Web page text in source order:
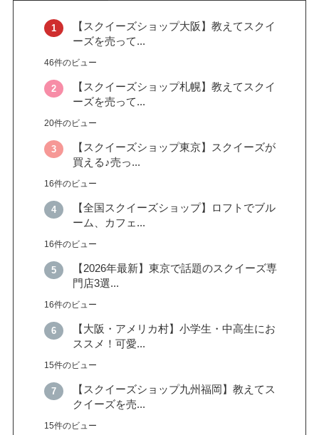
【スクイーズショップ大阪】教えてスクイ
ーズを売って...
46件のビュー
【スクイーズショップ札幌】教えてスクイ
ーズを売って...
20件のビュー
【スクイーズショップ東京】スクイーズが
買える♪売っ...
16件のビュー
【全国スクイーズショップ】ロフトでブル
ーム、カフェ...
16件のビュー
【2026年最新】東京で話題のスクイーズ専
門店3選...
16件のビュー
【大阪・アメリカ村】小学生・中高生にお
ススメ！可愛...
15件のビュー
【スクイーズショップ九州福岡】教えてス
クイーズを売...
15件のビュー